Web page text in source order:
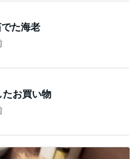
た海老
お買い物